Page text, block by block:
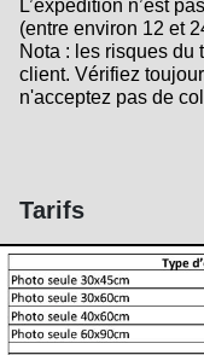
L’expédition n’est
(entre environ 12 et
Nota : les risques du
client. Vérifiez
n'acceptez pas de
Tarifs